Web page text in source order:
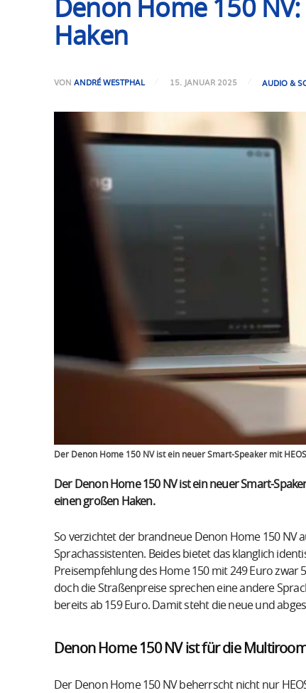
Denon Home 150
Haken
VON ANDRÉ WESTPHAL 15. JANUAR 2025 AUDIO &
Der Denon Home 150 NV ist ein neuer Smart-Speaker mit
Der Denon Home 150 NV ist ein neuer Smart-
einen großen Haken.
So verzichtet der brandneue Denon Home 150 NV
Sprachassistenten. Beides bietet das klanglich
Preisempfehlung des Home 150 mit 249 Euro zwar
doch die Straßenpreise sprechen eine andere
bereits ab 159 Euro. Damit steht die neue und
Denon Home 150 NV ist für die
Der Denon Home 150 NV beherrscht nicht nur